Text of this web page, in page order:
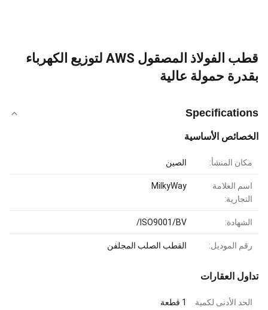
قطب الفولاذ المصقول AWS لتوزيع الكهرباء
بقدرة حمولة عالية
Specifications
الخصائص الأساسية
مكان المنشأ: الصين
اسم العلامة
التجارية:
MilkyWay
الشهادة: ISO9001/BV/
رقم الموديل: القطب الصلب المجلفن
تداول العقارات
الحد الأدنى لكمية
1 قطعة